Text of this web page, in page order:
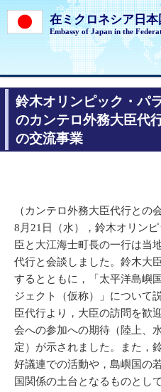
在ミクロネシア日
Embassy of Japan in the
鈴木オリンピック・パ
のカンテロ外務大臣代
の交流事業
（カンテロ外務大臣代行との会
8月21日（水），鈴木オリン
臣と大江海士町長の一行は当
代行と会談しました。鈴木大
するとともに，「太平洋島嶼
ジェクト（仮称）」について
臣代行より，大臣の訪問を歓
会への参加への期待（陸上、
定）が示されました。また，
好議連での活動や，島嶼国の
国関係の土台となるものとし